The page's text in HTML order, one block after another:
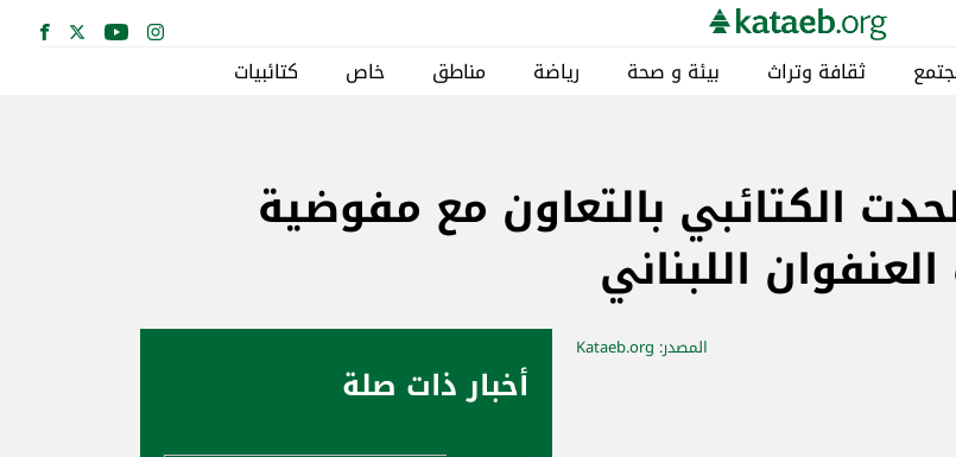
ثقافة وتراث بيئة و صحة رياضة مناطق خاص كتائبيات
الكتائبي بالتعاون مع مفوضية
اللبناني
المصدر: Kataeb.org
أخبار ذات صلة